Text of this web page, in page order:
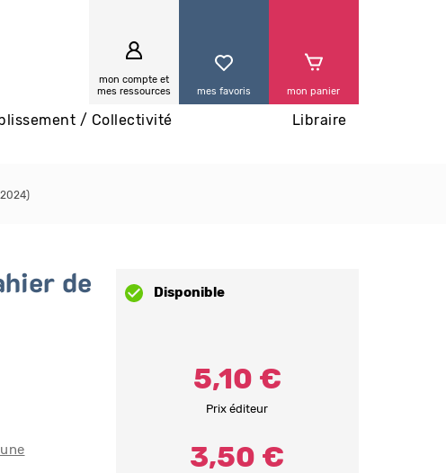
mon compte et
mes ressources
mes favoris mon panier
/ Collectivité Libraire
de
Disponible
Prix éditeur
5,10 €
3,50 €